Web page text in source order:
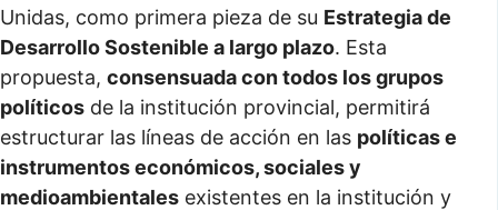
Unidas, como primera pieza de su Estrategia de
Desarrollo Sostenible a largo plazo. Esta
propuesta, consensuada con todos los grupos
políticos de la institución provincial, permitirá
estructurar las líneas de acción en las políticas e
instrumentos económicos, sociales y
medioambientales existentes en la institución y